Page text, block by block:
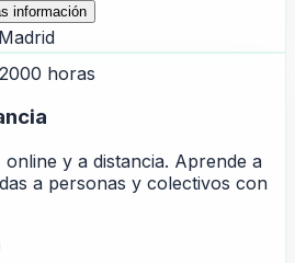
información
Madrid
2000 horas
y a distancia. Aprende a
a personas y colectivos con